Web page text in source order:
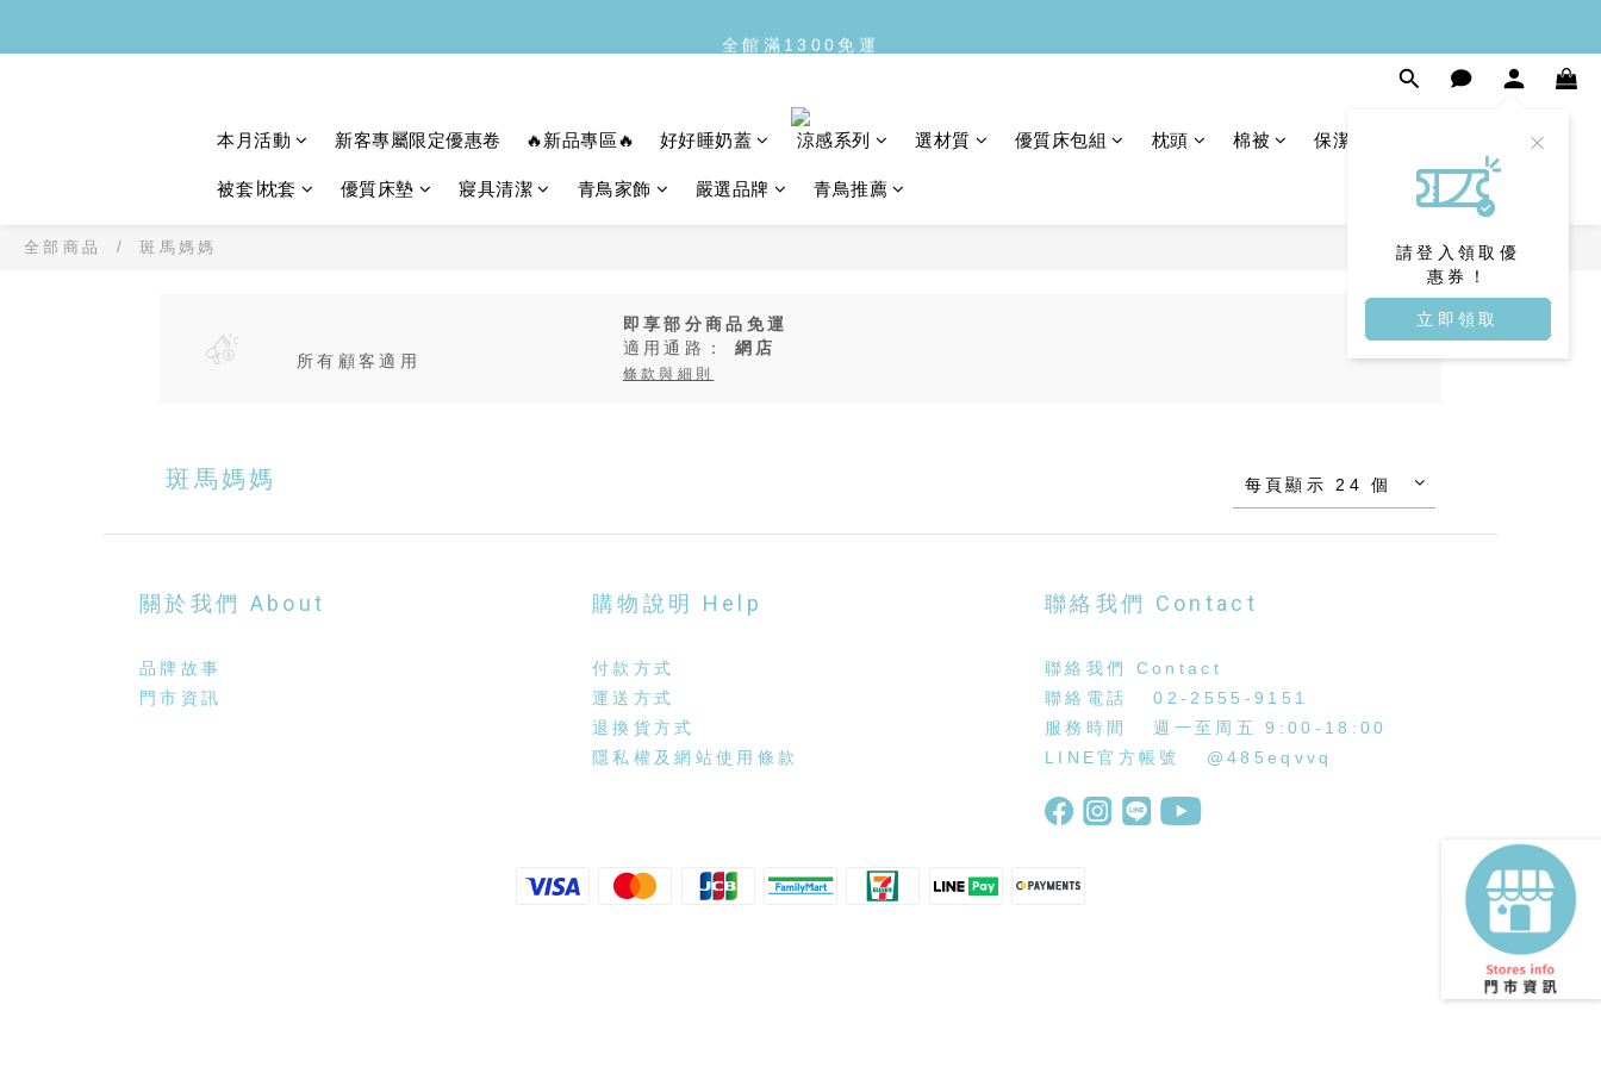
全館滿1300免運
請登入領取優
惠券！
立即領取
本月活動 新客專屬限定優惠卷 🔥新品專區🔥 好好睡奶蓋 涼感系列 選材質 優質床包組 枕頭 棉被 保潔墊
被套∣枕套 優質床墊 寢具清潔 青鳥家飾 嚴選品牌 青鳥推薦
全部商品 斑馬媽媽
所有顧客適用
即享部分商品免運
適用通路： 網店
條款與細則
斑馬媽媽 每頁顯示 24 個
關於我們 About
品牌故事
門市資訊
購物說明 Help
付款方式
運送方式
退換貨方式
隱私權及網站使用條款
聯絡我們 Contact
聯絡我們 Contact
聯絡電話 02-2555-9151
服務時間 週一至周五 9:00-18:00
LINE官方帳號 @485eqvvq